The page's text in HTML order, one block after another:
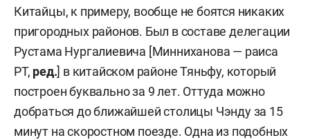
Китайцы, к примеру, вообще не боятся никаких
пригородных районов. Был в составе делегации
Рустама Нургалиевича [Минниханова — раиса
РТ, ред.] в китайском районе Тяньфу, который
построен буквально за 9 лет. Оттуда можно
добраться до ближайшей столицы Чэнду за 15
минут на скоростном поезде. Одна из подобных